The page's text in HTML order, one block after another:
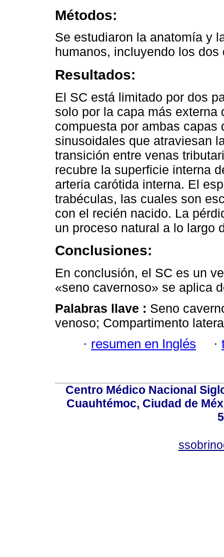
Métodos:
Se estudiaron la anatomía y
humanos, incluyendo los
Resultados:
El SC está limitado por dos
solo por la capa más externa
compuesta por ambas capas
sinusoidales que atraviesan
transición entre venas
recubre la superficie interna
arteria carótida interna. El
trabéculas, las cuales son
con el recién nacido. La
un proceso natural a lo largo
Conclusiones:
En conclusión, el SC es un
«seno cavernoso» se aplica
Palabras llave : Seno
venoso; Compartimento
· resumen en Inglés ·
Centro Médico Nacional
Cuauhtémoc, Ciudad de